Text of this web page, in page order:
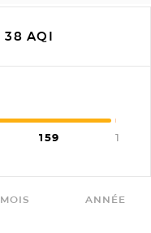
38 AQI
159 1
MOIS ANNÉE